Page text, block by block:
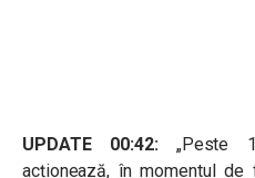
UPDATE 00:42: „Peste
acționează, în momentul